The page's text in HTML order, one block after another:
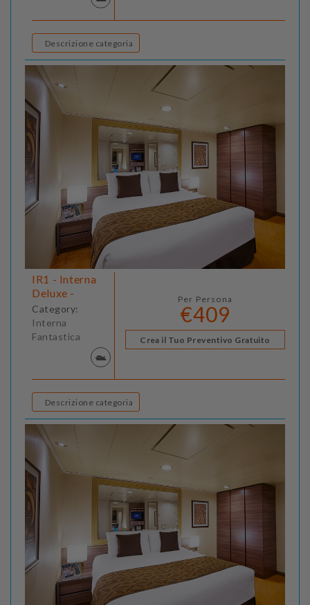
Descrizione categoria
IR1 - Interna
Deluxe -
Category:
Interna
Fantastica
Per Persona
€409
Crea il Tuo Preventivo Gratuito
Descrizione categoria